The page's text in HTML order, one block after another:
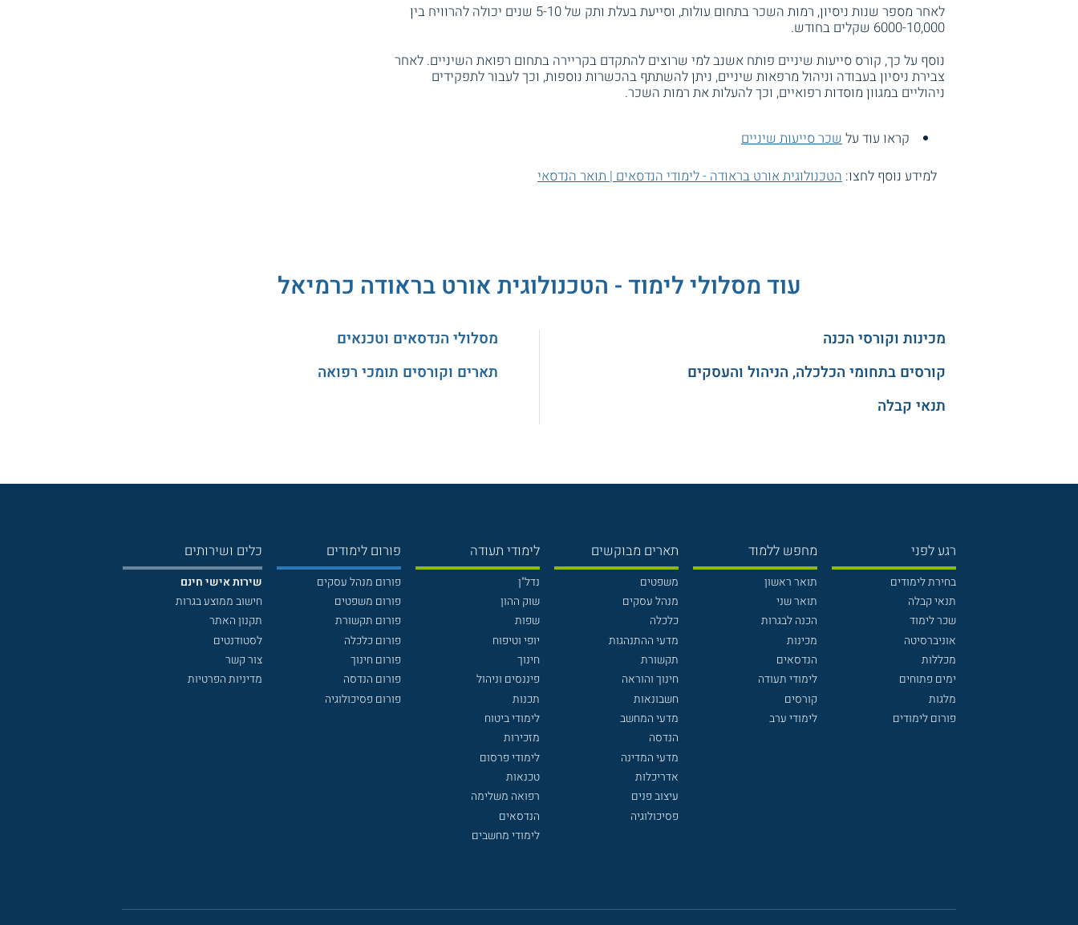
לאחר מספר שנות ניסיון, רמות השכר בתחום עולות, וסייעת בעלת ותק של 5-10 שנים יכולה להרוויח בין
6000-10,000 שקלים בחודש.
נוסף על כך, קורס סייעות שיניים פותח אשנב למי שרוצים להתקדם בקריירה בתחום רפואת השיניים. לאחר
צבירת ניסיון בעבודה וניהול מרפאות שיניים, ניתן להשתתף בהכשרות נוספות, וכך לעבור לתפקידים
ניהוליים במגוון מוסדות רפואיים, וכך להעלות את רמות השכר.
קראו עוד עלשכר סייעות שיניים
למידע נוסף לחצו: הטכנולוגית אורט בראודה - לימודי הנדסאים | תואר הנדסאי
עוד מסלולי לימוד - הטכנולוגית אורט בראודה כרמיאל
מכינות וקורסי הכנה
קורסים בתחומי הכלכלה, הניהול והעסקים
תנאי קבלה
מסלולי הנדסאים וטכנאים
תארים וקורסים תומכי רפואה
רגע לפני
בחירת לימודים
תנאי קבלה
שכר לימוד
אוניברסיטה
מכללות
ימים פתוחים
מלגות
פורום לימודים
מחפש ללמוד
תואר ראשון
תואר שני
הכנה לבגרות
מכינות
הנדסאים
לימודי תעודה
קורסים
לימודי ערב
תארים מבוקשים
משפטים
מנהל עסקים
כלכלה
מדעי ההתנהגות
תקשורת
חינוך והוראה
חשבונאות
מדעי המחשב
הנדסה
מדעי המדינה
אדריכלות
עיצוב פנים
פסיכולוגיה
לימודי תעודה
נדל"ן
שוק ההון
שפות
יופי וטיפוח
חינוך
פיננסים וניהול
תכנות
לימודי ביטוח
מזכירות
לימודי פרסום
טכנאות
רפואה משלימה
הנדסאים
לימודי מחשבים
פורום לימודים
פורום מנהל עסקים
פורום משפטים
פורום תקשורת
פורום כלכלה
פורום חינוך
פורום הנדסה
פורום פסיכולוגיה
כלים ושירותים
שירות אישי חינם
חישוב ממוצע בגרות
תקנון האתר
לסטודנטים
צור קשר
מדיניות הפרטיות